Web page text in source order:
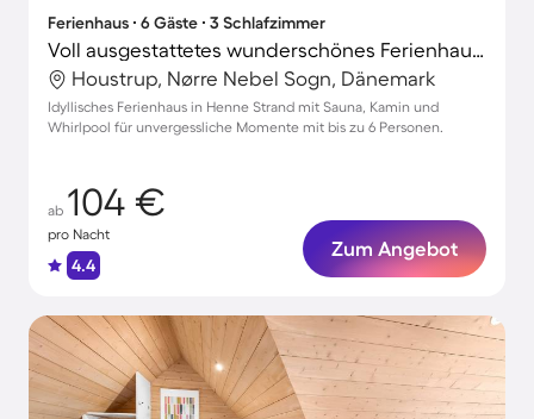
Ferienhaus ∙ 6 Gäste ∙ 3 Schlafzimmer
Voll ausgestattetes wunderschönes Ferienhaus mit Sauna, Terrasse und Whirlpool | Haustierfreundlich
Houstrup, Nørre Nebel Sogn, Dänemark
Idyllisches Ferienhaus in Henne Strand mit Sauna, Kamin und
Whirlpool für unvergessliche Momente mit bis zu 6 Personen.
ab 104 €
pro Nacht
4.4
Zum Angebot